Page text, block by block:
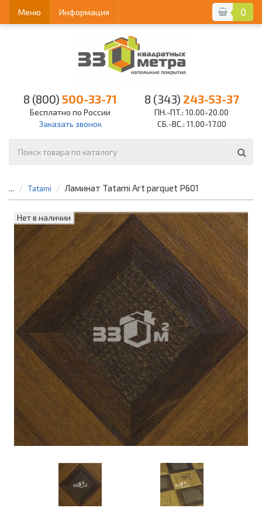
0
Меню Информация
8 (800) 500-33-71
Бесплатно по России
Заказать звонок
8 (343) 243-53-37
ПН.-ПТ.: 10.00-20.00
СБ.-ВС.: 11.00-17.00
... Tatami Ламинат Tatami Art parquet P601
Нет в наличии